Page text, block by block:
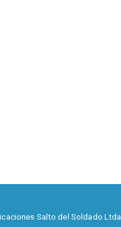
Salto del Soldado Ltda.